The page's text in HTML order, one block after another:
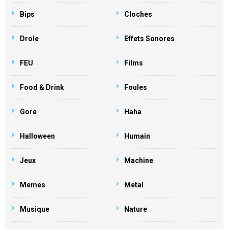
Bips Cloches
Drole Effets Sonores
FEU Films
Food & Drink Foules
Gore Haha
Halloween Humain
Jeux Machine
Memes Metal
Musique Nature